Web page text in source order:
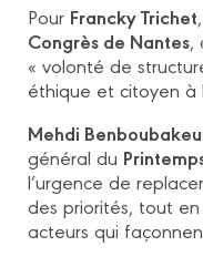
Pour Francky Trichet
Congrès de Nantes,
« volonté de
éthique et citoyen à
Mehdi
général du
l’urgence de
des priorités, tout
acteurs qui